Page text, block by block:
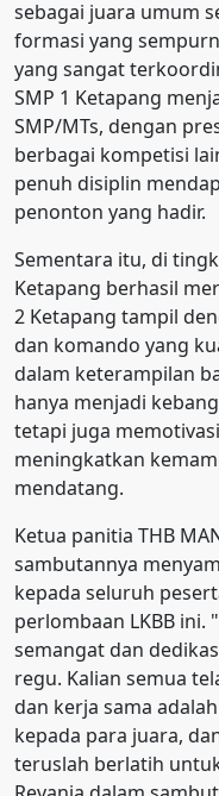
sebagai juara umum
formasi yang
yang sangat
SMP 1 Ketapang
SMP/MTs, dengan
berbagai kompetisi
penuh disiplin
penonton yang hadir.
Sementara itu, di
Ketapang berhasil
2 Ketapang tampil
dan komando yang
dalam keterampilan
hanya menjadi
tetapi juga
meningkatkan
mendatang.
Ketua panitia THB
sambutannya
kepada seluruh
perlombaan LKBB ini.
semangat dan
regu. Kalian semua
dan kerja sama
kepada para juara,
teruslah berlatih